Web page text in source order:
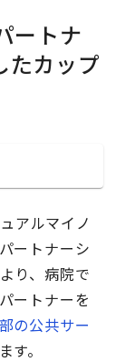
ートナ
たカップ
アルマイノ
ートナーシ
り、病院で
ートナーを
の公共サー
。